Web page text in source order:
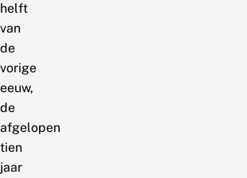
helft
van
de
vorige
eeuw,
de
afgelopen
tien
jaar